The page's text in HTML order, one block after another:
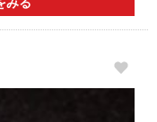
みる